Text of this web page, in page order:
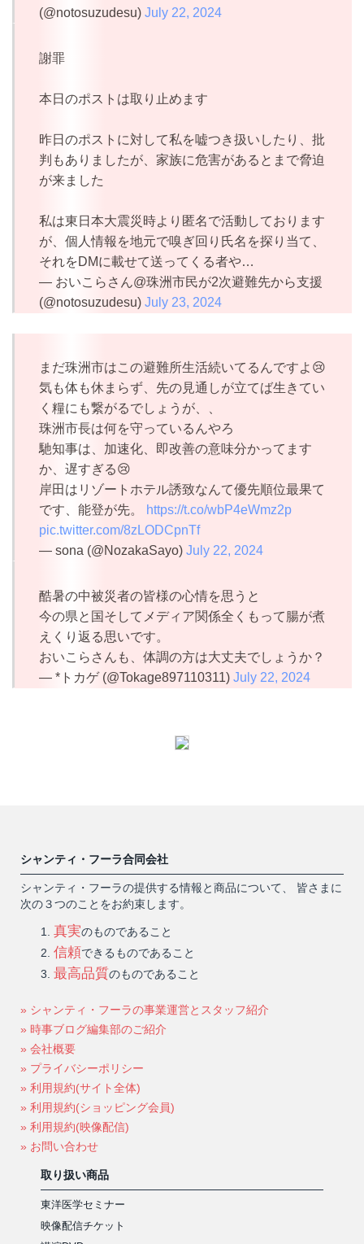
(@notosuzudesu) July 22, 2024
謝罪
本日のポストは取り止めます
昨日のポストに対して私を嘘つき扱いしたり、批
判もありましたが、家族に危害があるとまで脅迫
が来ました
私は東日本大震災時より匿名で活動しております
が、個人情報を地元で嗅ぎ回り氏名を探り当て、
それをDMに載せて送ってくる者や…
— おいこらさん@珠洲市民が2次避難先から支援
(@notosuzudesu) July 23, 2024
まだ珠洲市はこの避難所生活続いてるんですよ😢
気も体も休まらず、先の見通しが立てば生きてい
く糧にも繋がるでしょうが、、
珠洲市長は何を守っているんやろ
馳知事は、加速化、即改善の意味分かってます
か、遅すぎる😢
岸田はリゾートホテル誘致なんて優先順位最果て
です、能登が先。
https://t.co/wbP4eWmz2p
pic.twitter.com/8zLODCpnTf
— sona (@NozakaSayo) July 22, 2024
酷暑の中被災者の皆様の心情を思うと
今の県と国そしてメディア関係全くもって腸が煮
えくり返る思いです。
おいこらさんも、体調の方は大丈夫でしょうか？
— *トカゲ (@Tokage897110311) July 22, 2024
シャンティ・フーラ合同会社
シャンティ・フーラの提供する情報と商品について、 皆さまに
次の３つのことをお約束します。
真実のものであること
信頼できるものであること
最高品質のものであること
» シャンティ・フーラの事業運営とスタッフ紹介
» 時事ブログ編集部のご紹介
» 会社概要
» プライバシーポリシー
» 利用規約(サイト全体)
» 利用規約(ショッピング会員)
» 利用規約(映像配信)
» お問い合わせ
取り扱い商品
東洋医学セミナー
映像配信チケット